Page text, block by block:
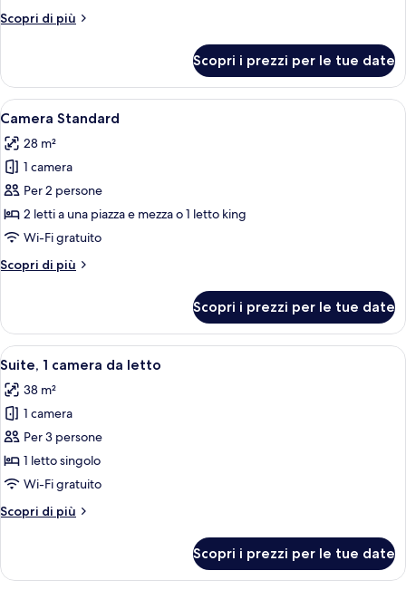
letti
Scopri di più
Altri
Standard,
letti
Scopri i prezzi per le tue date
Apri
tutte
le
foto
per
Camera
Standard
Camera d'albergo moderna con due
6
Camera Standard
28 m²
1 camera
Per 2 persone
2 letti a una piazza e mezza o 1 letto king
Wi-Fi gratuito
Scopri di più
Altri
Standard
Scopri i prezzi per le tue date
Apri
tutte
le
foto
per
Suite,
1
da
Una camera d'albergo moderna con
4
Suite, 1 camera da letto
38 m²
1 camera
Per 3 persone
1 letto singolo
Wi-Fi gratuito
Scopri di più
Altri
1
Scopri i prezzi per le tue date